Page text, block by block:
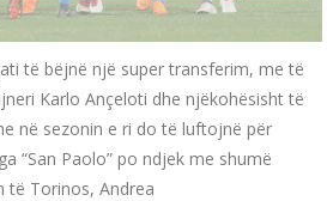
të bëjnë një super transferim, me të
Karlo Ançeloti dhe njëkohësisht të
në sezonin e ri do të luftojnë për
“San Paolo” po ndjek me shumë
të Torinos, Andrea